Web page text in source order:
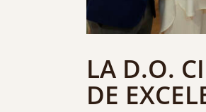
LA D.O.
DE